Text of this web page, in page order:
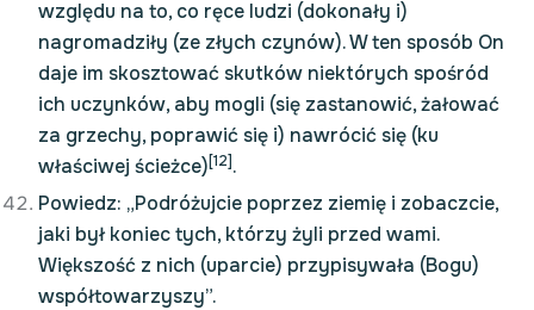
względu na to, co ręce ludzi (dokonały i)
nagromadziły (ze złych czynów). W ten sposób On
daje im skosztować skutków niektórych spośród
ich uczynków, aby mogli (się zastanowić, żałować
za grzechy, poprawić się i) nawrócić się (ku
właściwej ścieżce)[12].
Powiedz: „Podróżujcie poprzez ziemię i zobaczcie,
jaki był koniec tych, którzy żyli przed wami.
Większość z nich (uparcie) przypisywała (Bogu)
współtowarzyszy”.